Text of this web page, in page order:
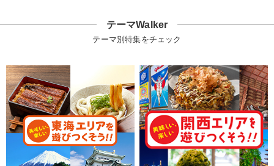
テーマWalker
テーマ別特集をチェック